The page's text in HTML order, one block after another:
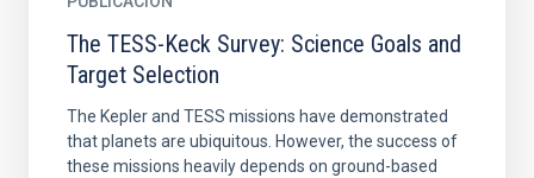
The TESS-Keck Survey: Science Goals and
Target Selection
The Kepler and TESS missions have demonstrated
that planets are ubiquitous. However, the success of
these missions heavily depends on ground-based